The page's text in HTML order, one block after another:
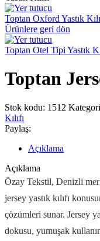
Toptan Oxford Yastık
Ürünlere geri dön
Toptan Otel Tipi Yastık
Toptan
Stok kodu: 1512
Kılıfı
Paylaş:
Açıklama
Açıklama
Özay Tekstil, Denizli
jersey yastık kılıfı
çözümleri sunar. Jersey
dokusu, yumuşak